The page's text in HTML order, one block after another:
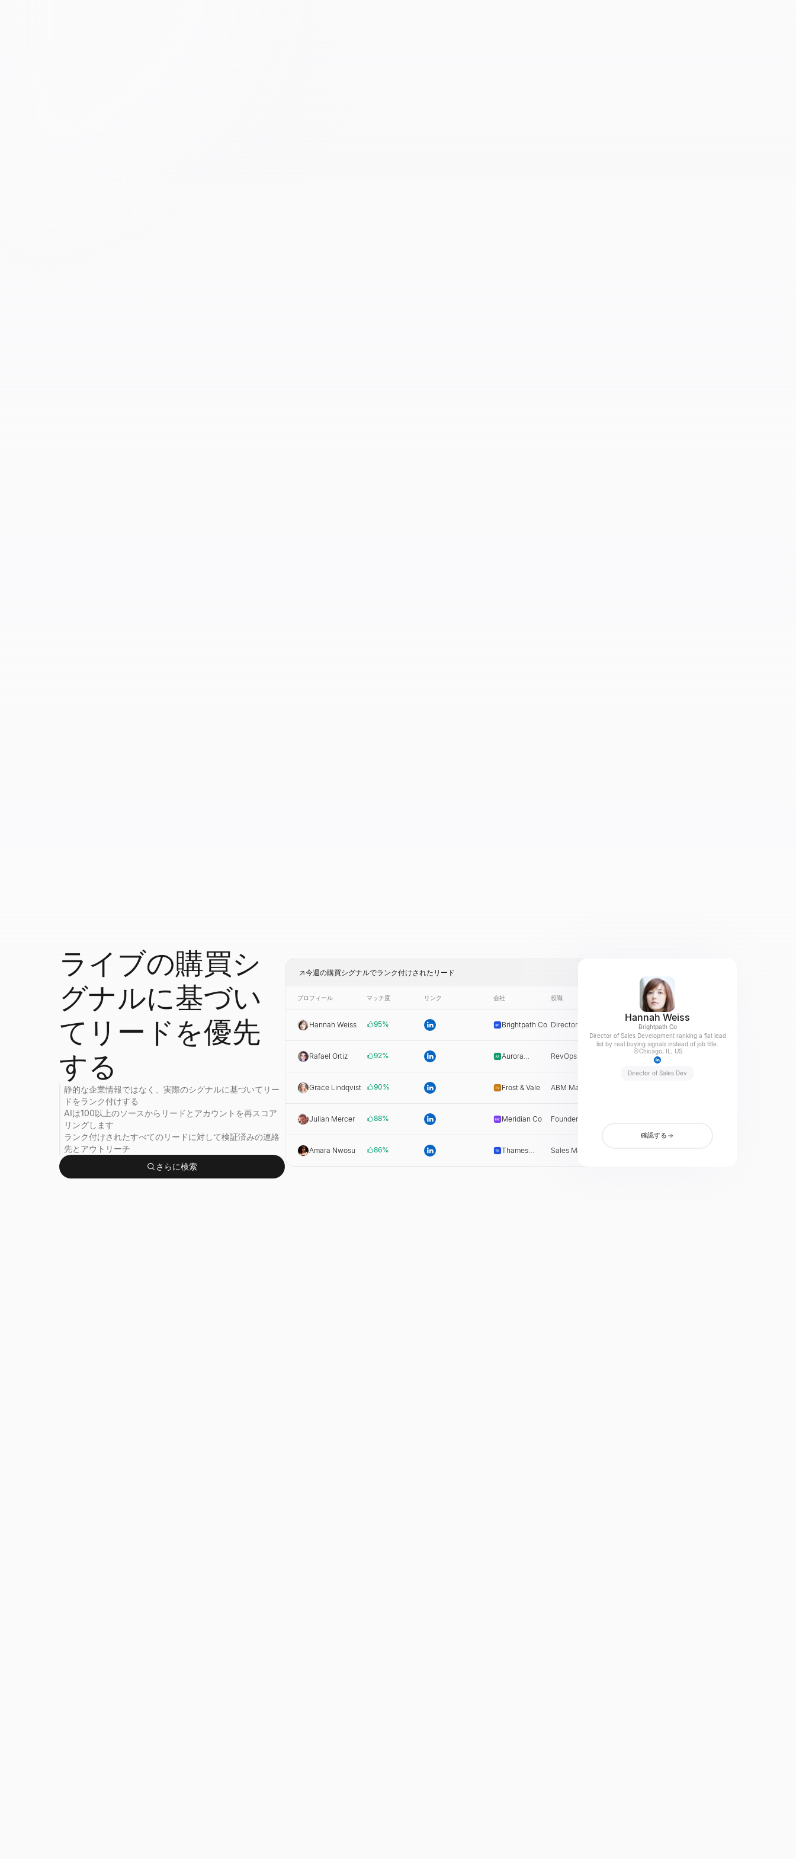
ライブの購買シ
グナルに基づい
てリードを優先
する
静的な企業情報ではなく、実際のシグナルに基づいてリー
ドをランク付けする
AIは100以上のソースからリードとアカウントを再スコア
リングします
ランク付けされたすべてのリードに対して検証済みの連絡
先とアウトリーチ
さらに検索
今週の購買シグナルでランク付けされたリード
プロフィール マッチ度 リンク 会社 役職 国
Hannah Weiss 95% Brightpath Co US
Rafael Ortiz 92%
Aurora
RevOps Manager 確認 MX
Grace Lindqvist 90% Frost & Vale ABM Manager
Julian Mercer 88% Meridian Co Founder & CEO
Amara Nwosu 86%
Thames
Sales Manager
Hannah Weiss
Brightpath Co
Director of Sales Development ranking a flat lead
list by real buying signals instead of job title.
Chicago, IL, US
Director of Sales Dev
確認する